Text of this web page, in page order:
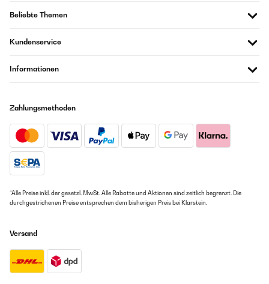
Beliebte Themen
Kundenservice
Informationen
Zahlungsmethoden
*Alle Preise inkl. der gesetzl. MwSt. Alle Rabatte und Aktionen sind zeitlich begrenzt. Die
durchgestrichenen Preise entsprechen dem bisherigen Preis bei Klarstein.
Versand